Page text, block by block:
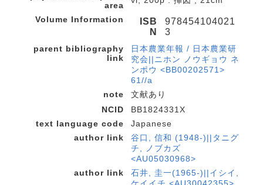
area
Volume Information
ISB
N
978454104021
3
parent bibliography
link
日本農業年報 / 日本農業研
究会||ニホン ノウギョウ ネ
ンポウ <BB00202571>
61//a
note
文献あり
NCID
BB1824331X
text language code
Japanese
author link
谷口, 信和 (1948-)||タニグ
チ, ノブカズ
<AU05030968>
author link
石井, 圭一(1965-)||イシイ,
ケイイチ <AU30042355>